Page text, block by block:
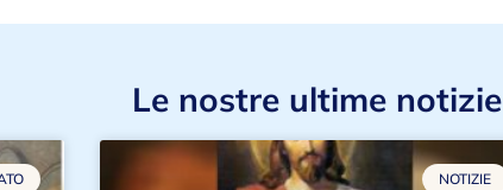
Le nostre ultime notizie
NOTIZIE